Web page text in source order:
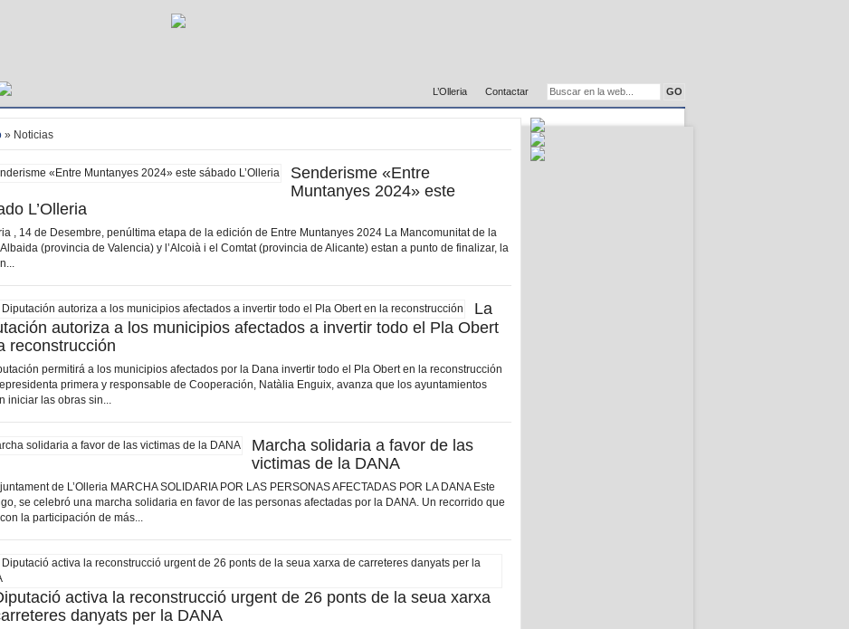
L’Olleria Contactar
» Noticias
Senderisme «Entre
Muntanyes 2024» este
L’Olleria
, 14 de Desembre, penúltima etapa de la edición de Entre Muntanyes 2024 La Mancomunitat de la
(provincia de Valencia) y l’Alcoià i el Comtat (provincia de Alicante) estan a punto de finalizar, la
La
autoriza a los municipios afectados a invertir todo el Pla Obert
reconstrucción
permitirá a los municipios afectados por la Dana invertir todo el Pla Obert en la reconstrucción
primera y responsable de Cooperación, Natàlia Enguix, avanza que los ayuntamientos
iniciar las obras sin...
Marcha solidaria a favor de las
victimas de la DANA
de L’Olleria MARCHA SOLIDARIA POR LAS PERSONAS AFECTADAS POR LA DANA Este
se celebró una marcha solidaria en favor de las personas afectadas por la DANA. Un recorrido que
la participación de más...
activa la reconstrucció urgent de 26 ponts de la seua xarxa
danyats per la DANA